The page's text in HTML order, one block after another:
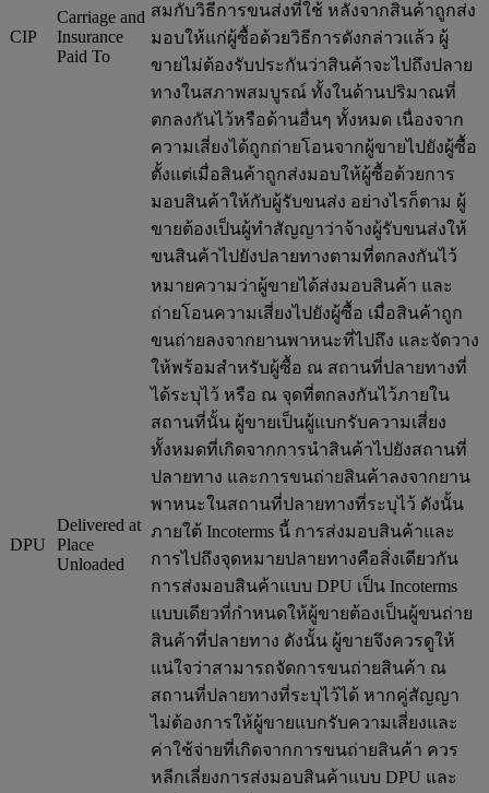
CIP
Carriage and
Insurance
Paid To
สมกับวิธีการขนส่งที่ใช้ หลังจากสินค้าถูกส่ง
มอบให้แก่ผู้ซื้อด้วยวิธีการดังกล่าวแล้ว ผู้
ขายไม่ต้องรับประกันว่าสินค้าจะไปถึงปลาย
ทางในสภาพสมบูรณ์ ทั้งในด้านปริมาณที่
ตกลงกันไว้หรือด้านอื่นๆ ทั้งหมด เนื่องจาก
ความเสี่ยงได้ถูกถ่ายโอนจากผู้ขายไปยังผู้ซื้อ
ตั้งแต่เมื่อสินค้าถูกส่งมอบให้ผู้ซื้อด้วยการ
มอบสินค้าให้กับผู้รับขนส่ง อย่างไรก็ตาม ผู้
ขายต้องเป็นผู้ทำสัญญาว่าจ้างผู้รับขนส่งให้
ขนสินค้าไปยังปลายทางตามที่ตกลงกันไว้
DPU
Delivered at
Place
Unloaded
หมายความว่าผู้ขายได้ส่งมอบสินค้า และ
ถ่ายโอนความเสี่ยงไปยังผู้ซื้อ เมื่อสินค้าถูก
ขนถ่ายลงจากยานพาหนะที่ไปถึง และจัดวาง
ให้พร้อมสำหรับผู้ซื้อ ณ สถานที่ปลายทางที่
ได้ระบุไว้ หรือ ณ จุดที่ตกลงกันไว้ภายใน
สถานที่นั้น ผู้ขายเป็นผู้แบกรับความเสี่ยง
ทั้งหมดที่เกิดจากการนำสินค้าไปยังสถานที่
ปลายทาง และการขนถ่ายสินค้าลงจากยาน
พาหนะในสถานที่ปลายทางที่ระบุไว้ ดังนั้น
ภายใต้ Incoterms นี้ การส่งมอบสินค้าและ
การไปถึงจุดหมายปลายทางคือสิ่งเดียวกัน
การส่งมอบสินค้าแบบ DPU เป็น Incoterms
แบบเดียวที่กำหนดให้ผู้ขายต้องเป็นผู้ขนถ่าย
สินค้าที่ปลายทาง ดังนั้น ผู้ขายจึงควรดูให้
แน่ใจว่าสามารถจัดการขนถ่ายสินค้า ณ
สถานที่ปลายทางที่ระบุไว้ได้ หากคู่สัญญา
ไม่ต้องการให้ผู้ขายแบกรับความเสี่ยงและ
ค่าใช้จ่ายที่เกิดจากการขนถ่ายสินค้า ควร
หลีกเลี่ยงการส่งมอบสินค้าแบบ DPU และ